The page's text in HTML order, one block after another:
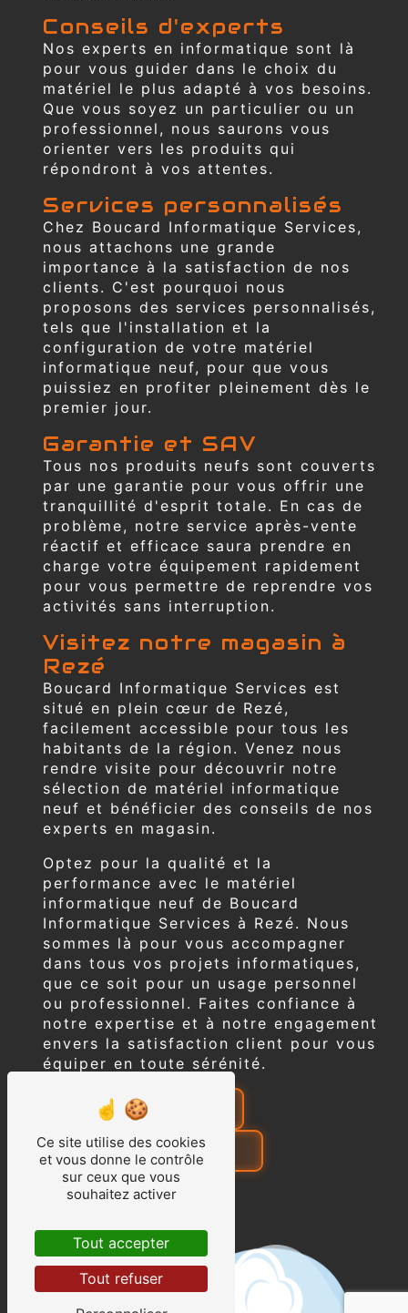
Conseils d'experts
Nos experts en informatique sont là
pour vous guider dans le choix du
matériel le plus adapté à vos besoins.
Que vous soyez un particulier ou un
professionnel, nous saurons vous
orienter vers les produits qui
répondront à vos attentes.
Services personnalisés
Chez Boucard Informatique Services,
nous attachons une grande
importance à la satisfaction de nos
clients. C'est pourquoi nous
proposons des services personnalisés,
tels que l'installation et la
configuration de votre matériel
informatique neuf, pour que vous
puissiez en profiter pleinement dès le
premier jour.
Garantie et SAV
Tous nos produits neufs sont couverts
par une garantie pour vous offrir une
tranquillité d'esprit totale. En cas de
problème, notre service après-vente
réactif et efficace saura prendre en
charge votre équipement rapidement
pour vous permettre de reprendre vos
activités sans interruption.
Visitez notre magasin à
Rezé
Boucard Informatique Services est
situé en plein cœur de Rezé,
facilement accessible pour tous les
habitants de la région. Venez nous
rendre visite pour découvrir notre
sélection de matériel informatique
neuf et bénéficier des conseils de nos
experts en magasin.
Optez pour la qualité et la
performance avec le matériel
informatique neuf de Boucard
Informatique Services à Rezé. Nous
sommes là pour vous accompagner
dans tous vos projets informatiques,
que ce soit pour un usage personnel
ou professionnel. Faites confiance à
notre expertise et à notre engagement
envers la satisfaction client pour vous
équiper en toute sérénité.
EN SAVOIR PLUS
CONTACTEZ-NOUS
Ce site utilise des cookies
et vous donne le contrôle
sur ceux que vous
souhaitez activer
Tout accepter
Tout refuser